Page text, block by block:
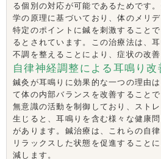
る個別の対応が可能であるためです
学の原理に基づいており、体のメリ
特定のポイントに鍼を刺激すること
るとされています。この治療法は、
不調を整えることにより、症状の改善
自律神経調整による耳鳴り改
鍼灸が耳鳴りに効果的な一つの理由
て体の内部バランスを改善すること
無意識の活動を制御しており、スト
生じると、耳鳴りを含む様々な健康
があります。鍼治療は、これらの自
リラックスした状態を促進すること
減します。